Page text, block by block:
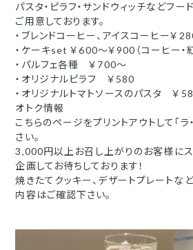
パスタ・ピラフ・サンドウィッチなどフー
ご用意しております。
・ブレンドコーヒー、アイスコーヒー￥
・ケーキset ￥600～￥900（コーヒー・
・パルフェ各種 ￥700～
・オリジナルピラフ ￥580
・オリジナルトマトソースのパスタ ￥
オトク情報
こちらのページをプリントアウトして「ラ
さい。
3,000円以上お召し上がりのお客様にス
企画してお待ちしております！
焼きたてクッキー、デザートプレートな
内容はご確認下さい。